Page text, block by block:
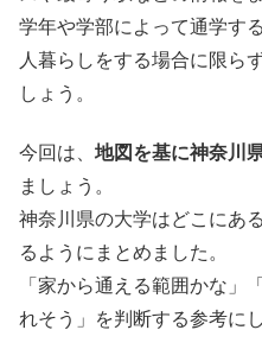
学年や学部によって通学す
人暮らしをする場合に限ら
しょう。
今回は、 地図を基に神奈川
ましょう。
神奈川県の大学はどこにあ
るようにまとめました。
「家から通える範囲かな」
れそう」を判断する参考に